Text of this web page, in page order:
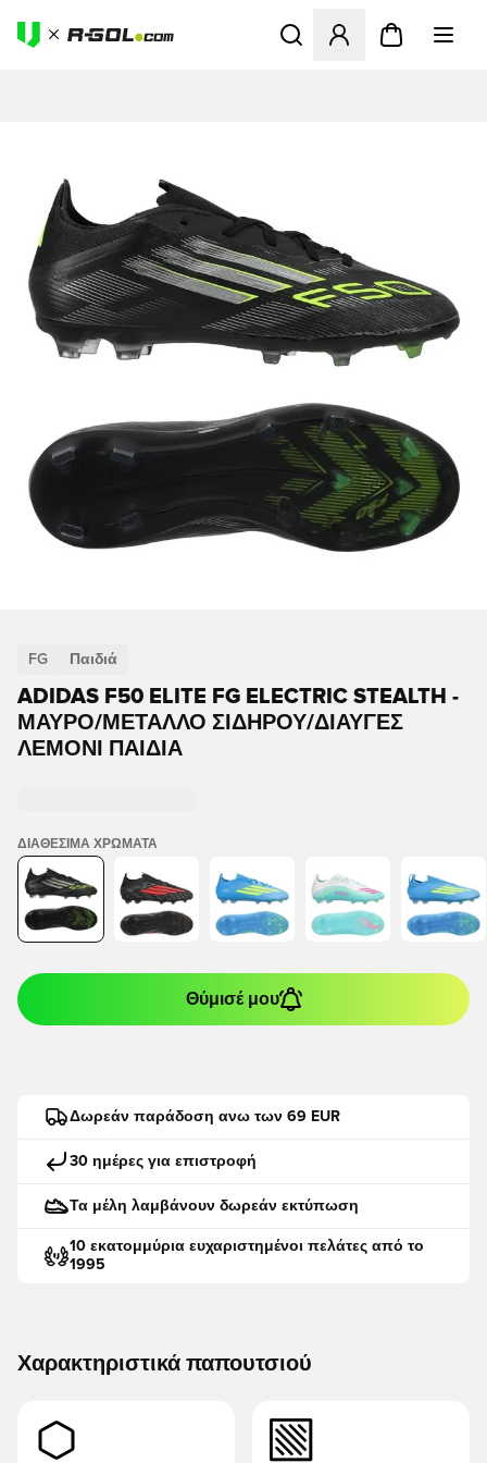
Ανοίγει ένα Modal για να
FG Παιδιά
ADIDAS F50 ELITE FG ELECTRIC STEALTH -
ΜΑΎΡΟ/ΜΈΤΑΛΛΟ ΣΙΔΉΡΟΥ/ΔΙΑΥΓΈΣ
ΛΕΜΌΝΙ ΠΑΙΔΙΆ
ΔΙΑΘΈΣΙΜΑ ΧΡΏΜΑΤΑ
Θύμισέ μου
Δωρεάν παράδοση ανω των 69 EUR
30 ημέρες για επιστροφή
Τα μέλη λαμβάνουν δωρεάν εκτύπωση
10 εκατομμύρια ευχαριστημένοι πελάτες από το
1995
Χαρακτηριστικά παπουτσιού